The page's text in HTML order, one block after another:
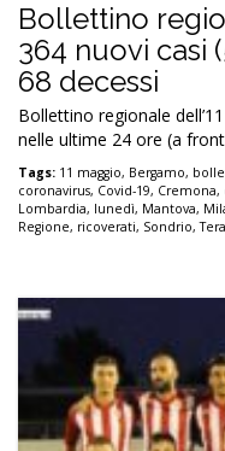
Bollettino
364 nuovi casi
68 decessi
Bollettino regionale
nelle ultime 24 ore (a
Tags: 11 maggio, Bergamo,
coronavirus, Covid-19, Cremona,
Lombardia, lunedì, Mantova,
Regione, ricoverati, Sondrio,